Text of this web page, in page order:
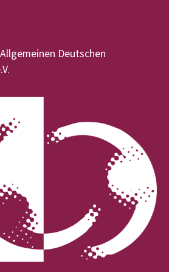
Deutschen